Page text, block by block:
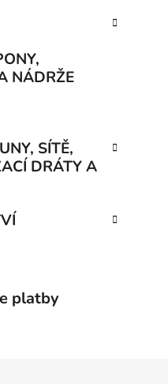
NÁDRŽE
SÍTĚ,
DRÁTY A
platby